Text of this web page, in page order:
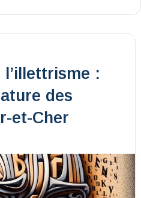
:
des
et-Cher